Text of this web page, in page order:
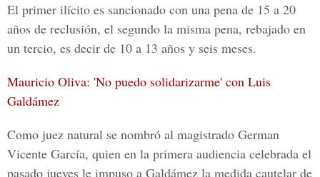
El primer ilícito es sancionado con una pena de 15 a 20
años de reclusión, el segundo la misma pena, rebajado en
un tercio, es decir de 10 a 13 años y seis meses.
Mauricio Oliva: 'No puedo solidarizarme' con Luis
Galdámez
Como juez natural se nombró al magistrado German
Vicente García, quien en la primera audiencia celebrada el
pasado jueves le impuso a Galdámez la medida cautelar de